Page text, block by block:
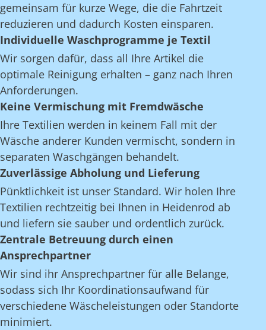
gemeinsam für kurze Wege, die die Fahrtzeit
reduzieren und dadurch Kosten einsparen.
Individuelle Waschprogramme je Textil
Wir sorgen dafür, dass all Ihre Artikel die
optimale Reinigung erhalten – ganz nach Ihren
Anforderungen.
Keine Vermischung mit Fremdwäsche
Ihre Textilien werden in keinem Fall mit der
Wäsche anderer Kunden vermischt, sondern in
separaten Waschgängen behandelt.
Zuverlässige Abholung und Lieferung
Pünktlichkeit ist unser Standard. Wir holen Ihre
Textilien rechtzeitig bei Ihnen in Heidenrod ab
und liefern sie sauber und ordentlich zurück.
Zentrale Betreuung durch einen
Ansprechpartner
Wir sind ihr Ansprechpartner für alle Belange,
sodass sich Ihr Koordinationsaufwand für
verschiedene Wäscheleistungen oder Standorte
minimiert.